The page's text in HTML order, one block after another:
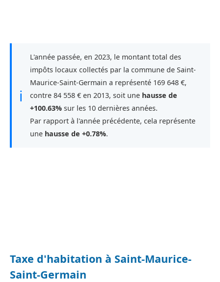
ℹ
L'année passée, en 2023, le montant total des
impôts locaux collectés par la commune de Saint-
Maurice-Saint-Germain a représenté 169 648 €,
contre 84 558 € en 2013, soit une hausse de
+100.63% sur les 10 dernières années.
Par rapport à l'année précédente, cela représente
une hausse de +0.78%.
Taxe d'habitation à Saint-Maurice-
Saint-Germain